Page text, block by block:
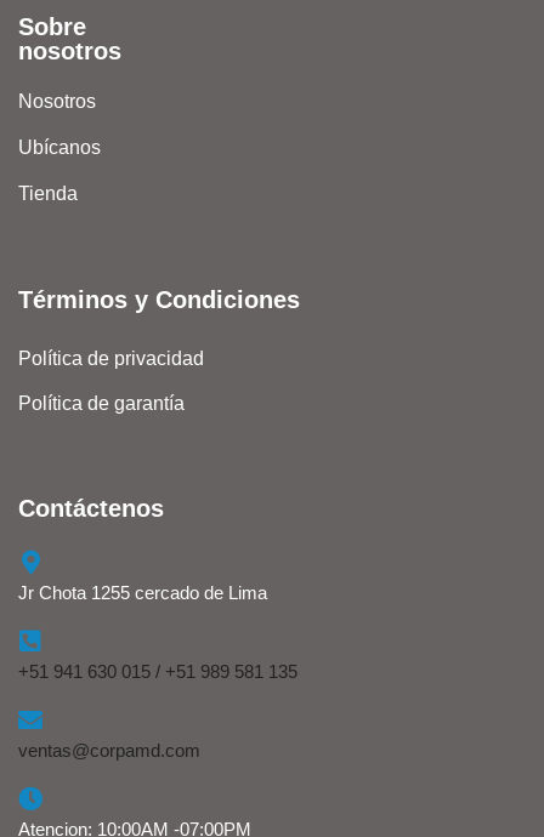
Sobre
nosotros
Nosotros
Ubícanos
Tienda
Términos y Condiciones
Política de privacidad
Política de garantía
Contáctenos
Jr Chota 1255 cercado de Lima
+51 941 630 015 / +51 989 581 135
ventas@corpamd.com
Atencion: 10:00AM -07:00PM